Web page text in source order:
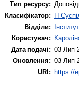
Тип ресурсу:
Класифікатор:
H
Відділи:
Користувач:
Дата подачі: 03 Лип
Оновлення: 03 Лип
URI:
https://